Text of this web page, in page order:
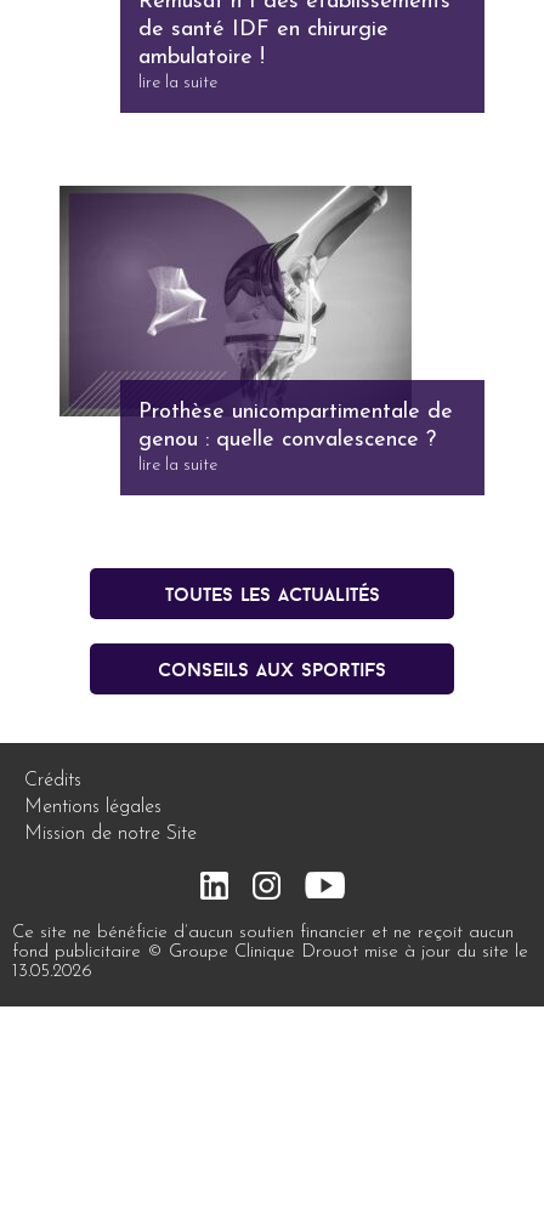
de santé IDF en chirurgie
ambulatoire !
lire la suite
Prothèse unicompartimentale de
genou : quelle convalescence ?
lire la suite
Toutes les actualités
conseils aux sportifs
Crédits
Mentions légales
Mission de notre Site
Ce site ne bénéficie d’aucun soutien financier et ne reçoit aucun
fond publicitaire © Groupe Clinique Drouot mise à jour du site le
13.05.2026